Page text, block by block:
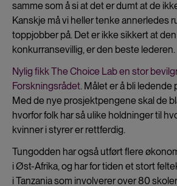
samme som å si at det er dumt at de
Kanskje må vi heller tenke annerledes
toppjobber på. Det er ikke sikkert at
konkurransevillig, er den beste lederen.
Nylig fikk The Choice Lab en stor
Forskningsrådet. Målet er å bli ledende
Med de nye prosjektpengene skal de
hvorfor folk har så ulike holdninger til
kvinner i styrer er rettferdig.
Tungodden har også utført flere
i Øst-Afrika, og har for tiden et stort
i Tanzania som involverer over 80